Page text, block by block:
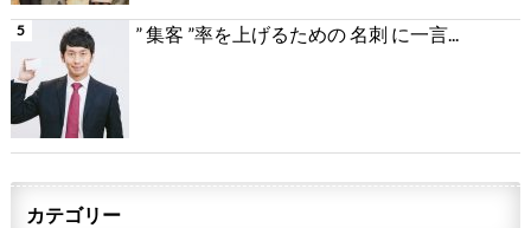
” 集客 ”率を上げるための 名刺 に一言...
カテゴリー